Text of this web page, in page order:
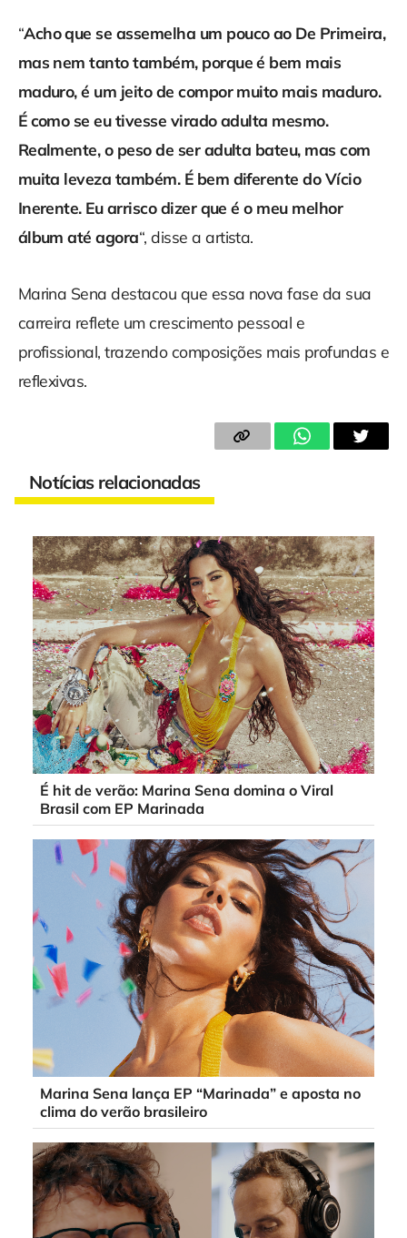
“Acho que se assemelha um pouco ao De Primeira,
mas nem tanto também, porque é bem mais
maduro, é um jeito de compor muito mais maduro.
É como se eu tivesse virado adulta mesmo.
Realmente, o peso de ser adulta bateu, mas com
muita leveza também. É bem diferente do Vício
Inerente. Eu arrisco dizer que é o meu melhor
álbum até agora“, disse a artista.
Marina Sena destacou que essa nova fase da sua
carreira reflete um crescimento pessoal e
profissional, trazendo composições mais profundas e
reflexivas.
Notícias relacionadas
É hit de verão: Marina Sena domina o Viral
Brasil com EP Marinada
Marina Sena lança EP “Marinada” e aposta no
clima do verão brasileiro